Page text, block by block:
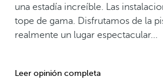
una estadía increíble. Las
tope de gama. Disfrutamos de la
realmente un lugar espectacular...
Leer opinión completa